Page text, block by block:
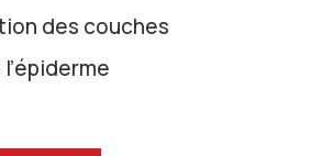
des couches